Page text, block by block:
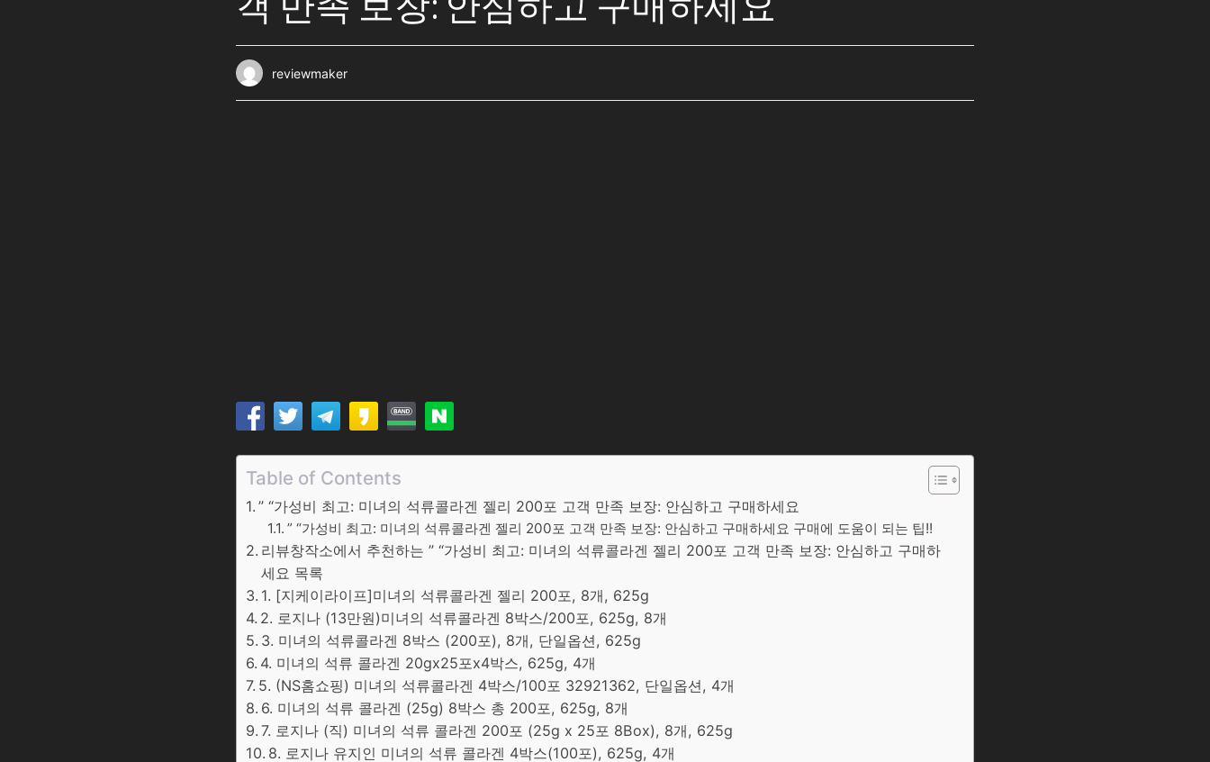
reviewmaker
Table of Contents
” “가성비 최고: 미녀의 석류콜라겐 젤리 200포 고객 만족 보장: 안심하고 구매하세요
” “가성비 최고: 미녀의 석류콜라겐 젤리 200포 고객 만족 보장: 안심하고 구매하세요 구매에 도움이 되는 팁!!
리뷰창작소에서 추천하는 ” “가성비 최고: 미녀의 석류콜라겐 젤리 200포 고객 만족 보장: 안심하고 구매하
세요 목록
1. [지케이라이프]미녀의 석류콜라겐 젤리 200포, 8개, 625g
2. 로지나 (13만원)미녀의 석류콜라겐 8박스/200포, 625g, 8개
3. 미녀의 석류콜라겐 8박스 (200포), 8개, 단일옵션, 625g
4. 미녀의 석류 콜라겐 20gx25포x4박스, 625g, 4개
5. (NS홈쇼핑) 미녀의 석류콜라겐 4박스/100포 32921362, 단일옵션, 4개
6. 미녀의 석류 콜라겐 (25g) 8박스 총 200포, 625g, 8개
7. 로지나 (직) 미녀의 석류 콜라겐 200포 (25g x 25포 8Box), 8개, 625g
8. 로지나 유지인 미녀의 석류 콜라겐 4박스(100포), 625g, 4개